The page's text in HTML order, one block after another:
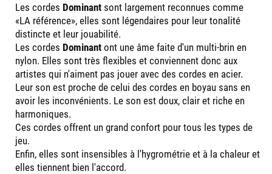
Les cordes Dominant sont largement reconnues comme
«LA référence», elles sont légendaires pour leur tonalité
distincte et leur jouabilité.
Les cordes Dominant ont une âme faite d'un multi-brin en
nylon. Elles sont très flexibles et conviennent donc aux
artistes qui n'aiment pas jouer avec des cordes en acier.
Leur son est proche de celui des cordes en boyau sans en
avoir les inconvénients. Le son est doux, clair et riche en
harmoniques.
Ces cordes offrent un grand confort pour tous les types de
jeu.
Enfin, elles sont insensibles à l'hygrométrie et à la chaleur et
elles tiennent bien l'accord.